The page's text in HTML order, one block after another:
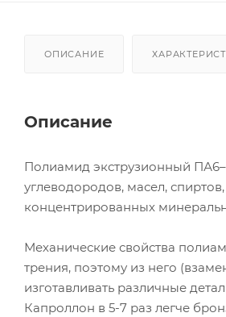
ОПИСАНИЕ
Описание
Полиамид экструзионный
углеводородов, масел,
концентрированных
Механические свойства
трения, поэтому из него
изготавливать различные
Капроллон в 5-7 раз легче